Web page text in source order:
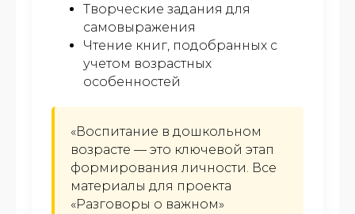
Творческие задания для
самовыражения
Чтение книг, подобранных с
учетом возрастных
особенностей
«Воспитание в дошкольном
возрасте — это ключевой этап
формирования личности. Все
материалы для проекта
«Разговоры о важном»